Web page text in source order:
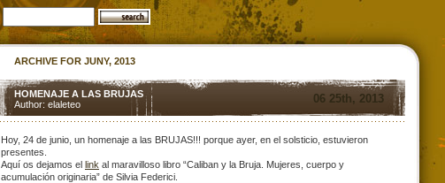
ARCHIVE FOR JUNY, 2013
HOMENAJE A LAS BRUJAS
Author: elaleteo
06 25th, 2013
Hoy, 24 de junio, un homenaje a las BRUJAS!!! porque ayer, en el solsticio, estuvieron
presentes.
Aquí os dejamos el link al maravilloso libro “Caliban y la Bruja. Mujeres, cuerpo y
acumulación originaria” de Silvia Federici.